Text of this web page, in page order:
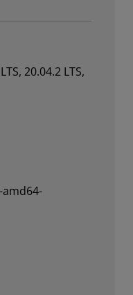
20.04.2 LTS,
amd64-
amd64-